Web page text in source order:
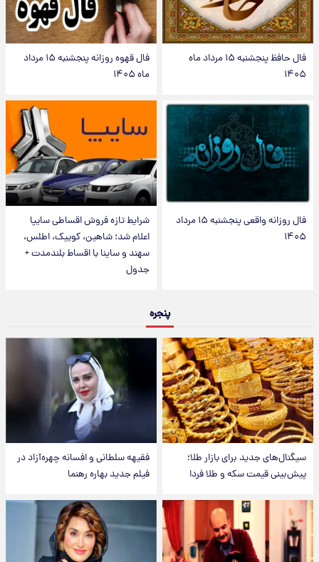
فال حافظ پنجشنبه ۱۵ مرداد ماه
۱۴۰۵
فال قهوه روزانه پنجشنبه ۱۵ مرداد
ماه ۱۴۰۵
فال روزانه واقعی پنجشنبه ۱۵ مرداد
۱۴۰۵
شرایط تازه فروش اقساطی سایپا
اعلام شد؛ شاهین، کوییک، اطلس،
سهند و ساینا با اقساط بلندمدت +
جدول
پنجره
سیگنال‌های جدید برای بازار طلا؛
پیش‌بینی قیمت سکه و طلا فردا
فقیهه سلطانی و افسانه چهره‌آزاد در
فیلم جدید بهاره رهنما